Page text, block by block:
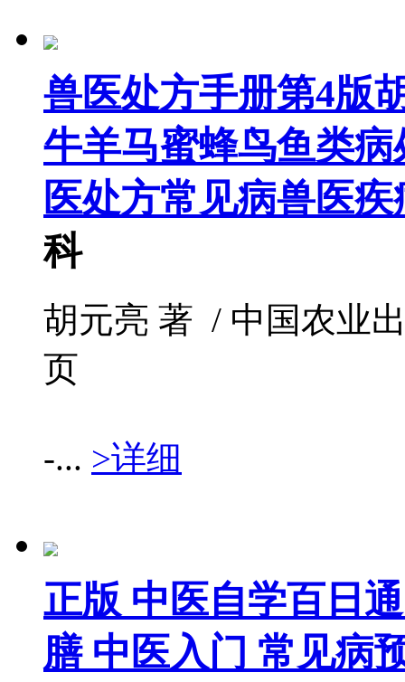
兽医处方手册第4版
牛羊马蜜蜂鸟鱼类
医处方常见病兽医
科
胡元亮 著 / 中国农业
页
-... >详细
正版 中医自学百日
膳 中医入门 常见病